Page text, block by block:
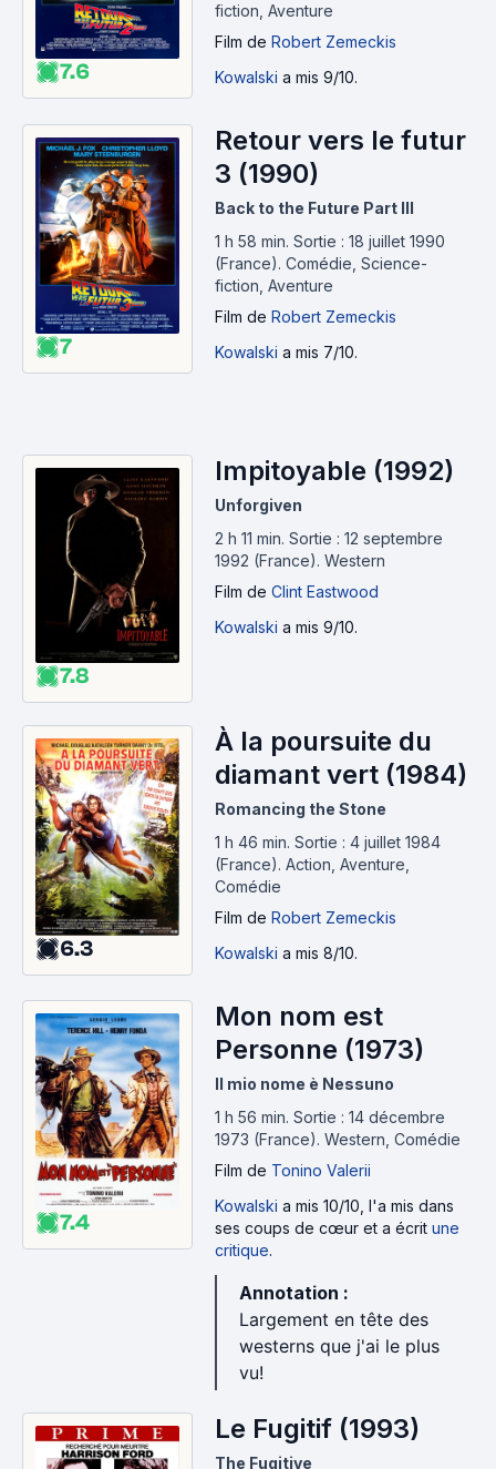
7.6
fiction, Aventure
Film de Robert Zemeckis
Kowalski a mis 9/10.
7
Retour vers le futur
3 (1990)
Back to the Future Part III
1 h 58 min. Sortie : 18 juillet 1990
(France). Comédie, Science-
fiction, Aventure
Film de Robert Zemeckis
Kowalski a mis 7/10.
7.8
Impitoyable (1992)
Unforgiven
2 h 11 min. Sortie : 12 septembre
1992 (France). Western
Film de Clint Eastwood
Kowalski a mis 9/10.
6.3
À la poursuite du
diamant vert (1984)
Romancing the Stone
1 h 46 min. Sortie : 4 juillet 1984
(France). Action, Aventure,
Comédie
Film de Robert Zemeckis
Kowalski a mis 8/10.
7.4
Mon nom est
Personne (1973)
Il mio nome è Nessuno
1 h 56 min. Sortie : 14 décembre
1973 (France). Western, Comédie
Film de Tonino Valerii
Kowalski a mis 10/10, l'a mis dans
ses coups de cœur et a écrit une
critique.
Annotation :
Largement en tête des
westerns que j'ai le plus
vu!
Le Fugitif (1993)
The Fugitive